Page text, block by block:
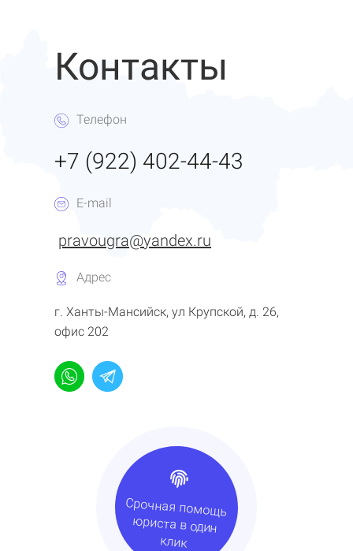
Контакты
Телефон
+7 (922) 402-44-43
E-mail
pravougra@yandex.ru
Адрес
г. Ханты-Мансийск, ул Крупской, д. 26,
офис 202
Срочная помощь
юриста в один
клик